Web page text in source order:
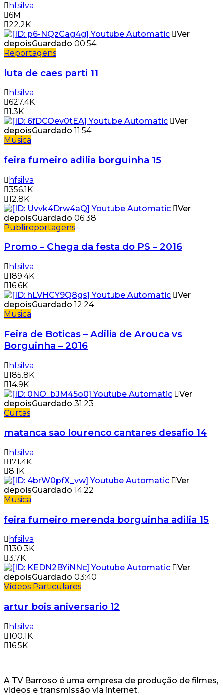
hfsilva
6M
22.2K
Ver
depoisGuardado 00:54
Reportagens
luta de caes parti 11
hfsilva
627.4K
1.3K
Ver
depoisGuardado 11:54
Musica
feira fumeiro adilia borguinha 15
hfsilva
356.1K
12.8K
Ver
depoisGuardado 06:38
Publireportagens
Promo – Chega da festa do PS – 2016
hfsilva
189.4K
16.6K
Ver
depoisGuardado 12:24
Musica
Feira de Boticas – Adilia de Arouca vs
Borguinha – 2016
hfsilva
185.8K
14.9K
Ver
depoisGuardado 31:23
Curtas
matanca sao lourenco cantares desafio 14
hfsilva
171.4K
8.1K
Ver
depoisGuardado 14:22
Musica
feira fumeiro merenda borguinha adilia 15
hfsilva
130.3K
3.7K
Ver
depoisGuardado 03:40
Vídeos Particulares
artur bois aniversario 12
hfsilva
100.1K
16.5K
A TV Barroso é uma empresa de produção de filmes,
vídeos e transmissão via internet.